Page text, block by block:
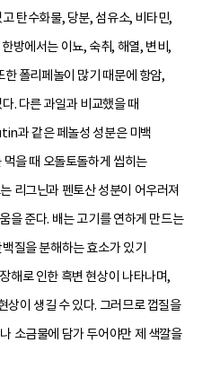
탄수화물, 당분, 섬유소, 비타민,
방에서는 이뇨, 숙취, 해열, 변비,
폴리페놀이 많기 때문에 항암,
. 다른 과일과 비교했을 때
과 같은 페놀성 성분은 미백
을 때 오돌토돌하게 씹히는
리그닌과 펜토산 성분이 어우러져
을 준다. 배는 고기를 연하게 만드는
질을 분해하는 효소가 있기
해로 인한 흑변 현상이 나타나며,
상이 생길 수 있다. 그러므로 껍질을
소금물에 담가 두어야만 제 색깔을